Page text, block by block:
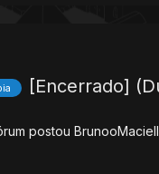
[Encerrado]
postou BrunooMaciell